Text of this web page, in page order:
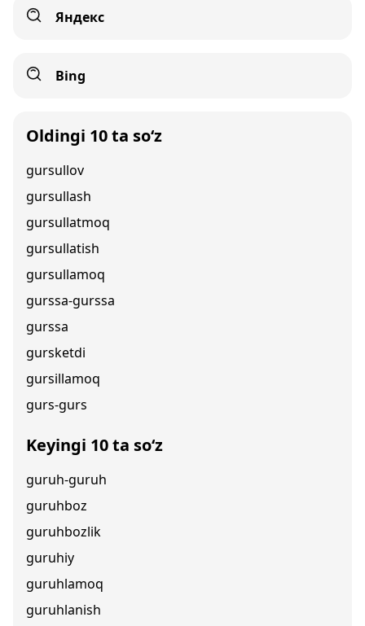
Яндекс
Bing
Oldingi 10 ta so‘z
gursullov
gursullash
gursullatmoq
gursullatish
gursullamoq
gurssa-gurssa
gurssa
gursketdi
gursillamoq
gurs-gurs
Keyingi 10 ta so‘z
guruh-guruh
guruhboz
guruhbozlik
guruhiy
guruhlamoq
guruhlanish